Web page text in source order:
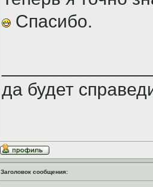
Спасибо.
да будет
Заголовок сообщения: